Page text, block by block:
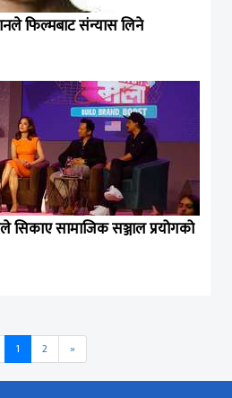
फिल्मबाट संन्यास लिने
सिकाए सामाजिक सञ्जाल प्रयोगको
1 2 »Next